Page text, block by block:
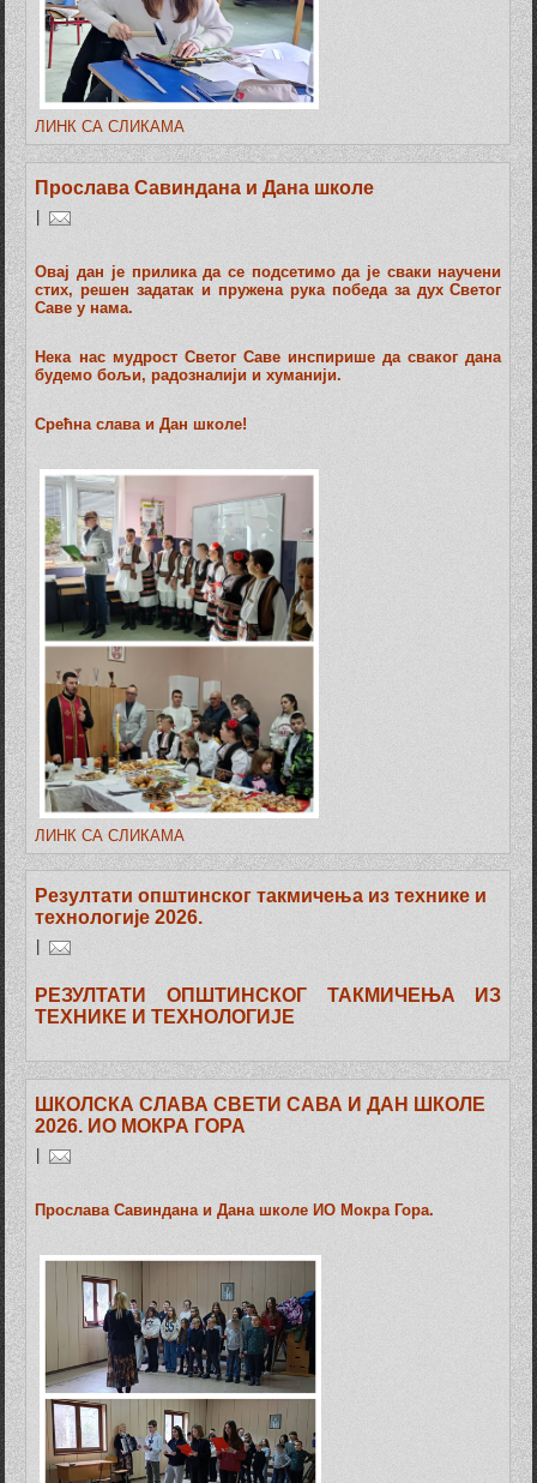
ЛИНК СА СЛИКАМА
Прослава Савиндана и Дана школе
Овај дан је прилика да се подсетимо да је сваки научени
стих, решен задатак и пружена рука победа за дух Светог
Саве у нама.
Нека нас мудрост Светог Саве инспирише да сваког дана
будемо бољи, радозналији и хуманији.
Срећна слава и Дан школе!
ЛИНК СА СЛИКАМА
Резултати општинског такмичења из технике и
технологије 2026.
РЕЗУЛТАТИ ОПШТИНСКОГ ТАКМИЧЕЊА ИЗ
ТЕХНИКЕ И ТЕХНОЛОГИЈЕ
ШКОЛСКА СЛАВА СВЕТИ САВА И ДАН ШКОЛЕ
2026. ИО МОКРА ГОРА
Прослава Савиндана и Дана школе ИО Мокра Гора.